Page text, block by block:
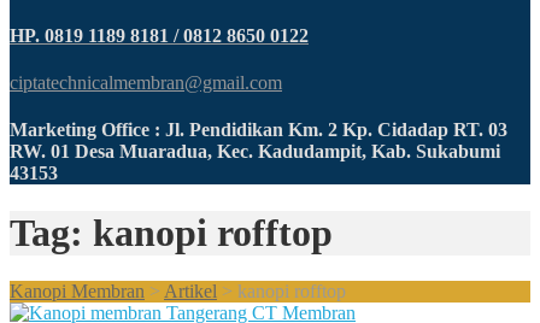
HP. 0819 1189 8181 / 0812 8650 0122
ciptatechnicalmembran@gmail.com
Marketing Office : Jl. Pendidikan Km. 2 Kp. Cidadap RT. 03
RW. 01 Desa Muaradua, Kec. Kadudampit, Kab. Sukabumi
43153
Tag: kanopi rofftop
Kanopi Membran > Artikel > kanopi rofftop